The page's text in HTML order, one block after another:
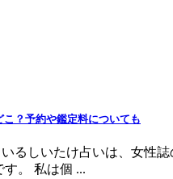
？予約や鑑定料についても
るしいたけ占いは、女性
。 私は個 ...